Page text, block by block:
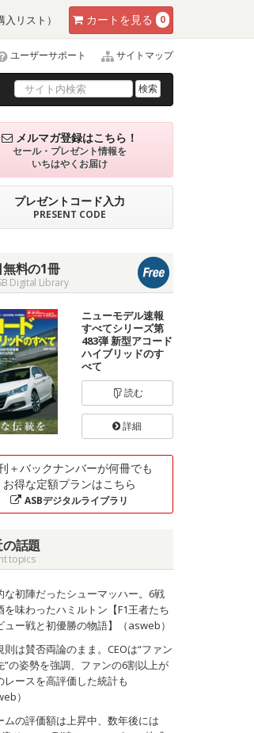
カート を見る 0
リスト）
ユーザーサポート サイトマップ
検索
メルマガ登録はこちら！
セール・プレゼント情報を
いちはやくお届け
プレゼントコード入力
PRESENT CODE
無料の1冊
Digital Library
ニューモデル速報
すべてシリーズ第
483弾 新型アコード
ハイブリッドのす
べて
読む
詳細
＋バックナンバーが何冊でも
お得な定額プランはこちら
ASBデジタルライブラリ
話題
topics
な初陣だったシューマッハー。6戦
を味わったハミルトン【F1王者たち
ュー戦と初優勝の物語】（asweb）
則は賛否両論のまま。CEOは“ファン
”の姿勢を強調、ファンの6割以上が
レースを高評価した統計も
）
ムの評価額は上昇中、数年後には